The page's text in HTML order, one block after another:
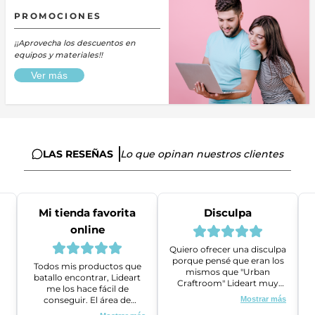
PROMOCIONES
¡¡Aprovecha los descuentos en
equipos y materiales!!
Ver más
LAS RESEÑAS Lo que opinan nuestros clientes
Mi tienda favorita
online
Todos mis productos que
batallo encontrar, Lideart
me los hace fácil de
conseguir. El área de
ventas es super amable y
Disculpa
Quiero ofrecer una disculpa
porque pensé que eran los
mismos que "Urban
Craftroom" Lideart muy
amables me ayudaron a
gestionar un problema que
Mostrar más